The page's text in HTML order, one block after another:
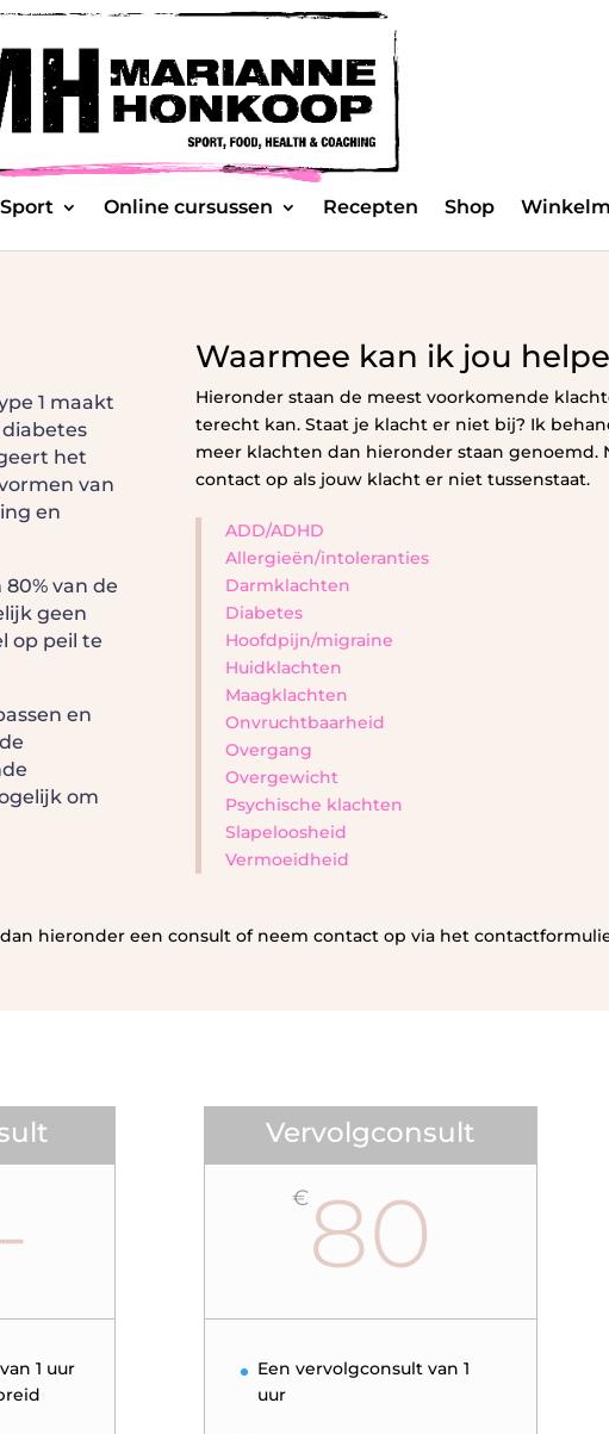
Sport Online cursussen Recepten Shop
1 maakt
het
van
en
van de
geen
op peil te
en
om
Waarmee kan ik jou
Hieronder staan de meest voorkomende
terecht kan. Staat je klacht er niet bij? Ik
meer klachten dan hieronder staan genoemd.
contact op als jouw klacht er niet tussenstaat.
ADD/ADHD
Allergieën/intoleranties
Darmklachten
Diabetes
Hoofdpijn/migraine
Huidklachten
Maagklachten
Onvruchtbaarheid
Overgang
Overgewicht
Psychische klachten
Slapeloosheid
Vermoeidheid
hieronder een consult of neem contact op via het
1 uur
Vervolgconsult
€80
Een vervolgconsult van 1
uur